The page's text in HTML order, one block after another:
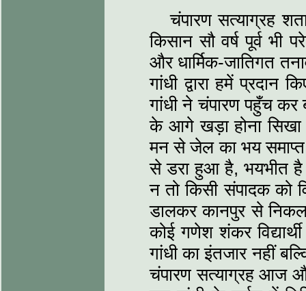
चंपारण सत्‍याग्रह
किसान सौ वर्ष पूर्व
और धार्मिक-जातिगत
गांधी द्वारा हमें
गांधी ने चंपारण पहुँच
के आगे खड़ा होना सिखा
मन से जेल का भय
से डरा हुआ है, भयभीत
न तो किसी संपादक को
डालकर कानपुर से
कोई गणेश शंकर
गांधी का इंतजार नहीं
चंपारण सत्याग्रह आज